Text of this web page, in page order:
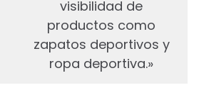
visibilidad de
productos como
zapatos deportivos y
ropa deportiva.»